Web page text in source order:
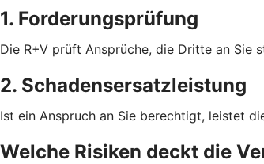
1. Forderungsprüfung
Die R+V prüft Ansprüche, die Dritte an Sie
2. Schadensersatzleistung
Ist ein Anspruch an Sie berechtigt, leistet
Welche Risiken deckt die